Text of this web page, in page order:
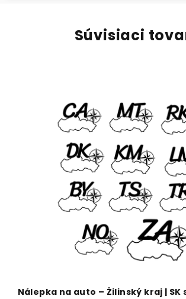
Súvisiaci
Nálepka